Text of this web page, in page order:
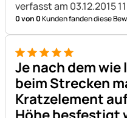
verfasst am 03.12.2015
0 von 0Kunden fanden diese
5 von 5
Je nach dem wie
beim Strecken
Kratzelement